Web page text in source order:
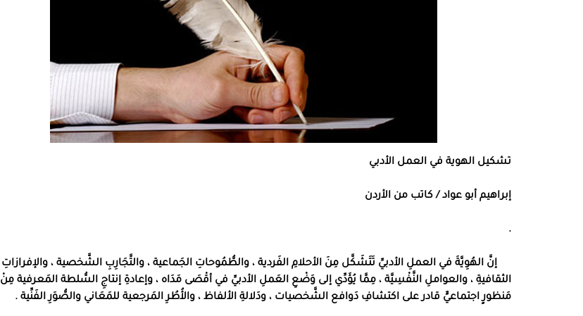
تشكيل الهوية في العمل الأدبي
إبراهيم أبو عواد /كاتب من الأردن
.
إنَّ الهُوِيَّةَ في العملِ الأدبيِّ تَتَشَكَّل مِنَ الأحلامِ الفَردية ، والطُّمُوحاتِ الجَماعية ، والتَّجَارِبِ الشَّخصية ، والإفرازاتِ
الثقافيةِ ، والعواملِ النَّفْسِيَّة ، مِمَّا يُؤَدِّي إلى وَضْعِ العَملِ الأدبيِّ في أقْصَى مَدَاه ، وإعادةِ إنتاجِ السُّلطة المَعرفية مِنْ
مَنظورٍ اجتماعيٍّ قادر على اكتشافِ دَوافع الشَّخصيات ، ودَلالةِ الألفاظ ، والأُطُرِ المَرجعية للمَعَاني والصُّوَرِ الفَنِّية .